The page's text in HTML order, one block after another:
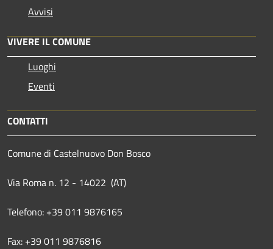
Avvisi
VIVERE IL COMUNE
Luoghi
Eventi
CONTATTI
Comune di Castelnuovo Don Bosco
Via Roma n. 12 - 14022 (AT)
Telefono: +39 011 9876165
Fax: +39 011 9876816